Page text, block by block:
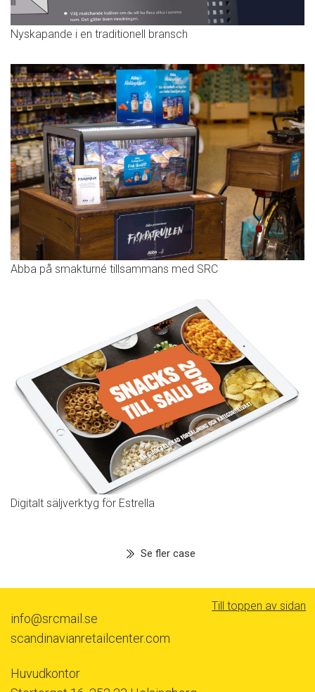
Nyskapande i en traditionell bransch
Abba på smakturné tillsammans med SRC
Digitalt säljverktyg för Estrella
Se fler case
info@srcmail.se
scandinavianretailcenter.com
Huvudkontor
Till toppen av sidan